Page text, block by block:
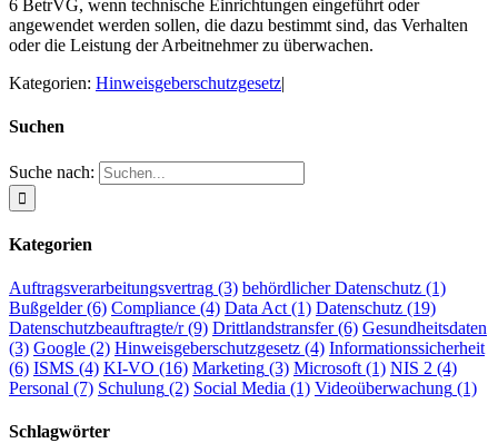
6 BetrVG, wenn technische Einrichtungen eingeführt oder
angewendet werden sollen, die dazu bestimmt sind, das Verhalten
oder die Leistung der Arbeitnehmer zu überwachen.
Kategorien: Hinweisgeberschutzgesetz|
Suchen
Suche nach:
Kategorien
Auftragsverarbeitungsvertrag (3) behördlicher Datenschutz (1)
Bußgelder(6) Compliance (4) Data Act (1) Datenschutz (19)
Datenschutzbeauftragte/r(9) Drittlandstransfer(6) Gesundheitsdaten
(3) Google (2) Hinweisgeberschutzgesetz (4) Informationssicherheit
(6) ISMS (4) KI-VO (16) Marketing (3) Microsoft (1) NIS 2 (4)
Personal (7) Schulung (2) Social Media (1) Videoüberwachung (1)
Schlagwörter